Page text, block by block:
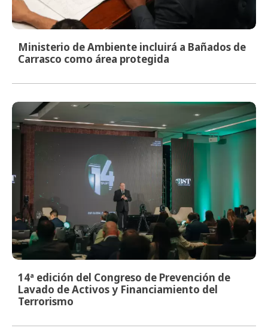
Ministerio de Ambiente incluirá a Bañados de
Carrasco como área protegida
14ª edición del Congreso de Prevención de
Lavado de Activos y Financiamiento del
Terrorismo